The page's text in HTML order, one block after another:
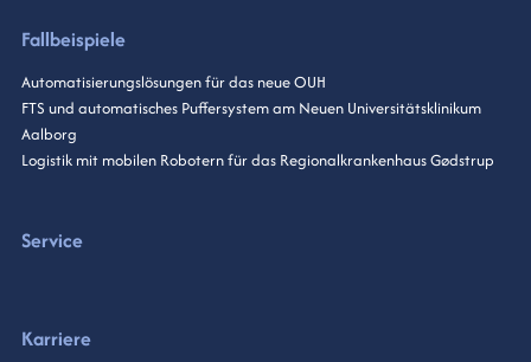
Fallbeispiele
Automatisierungslösungen für das neue OUH
FTS und automatisches Puffersystem am Neuen Universitätsklinikum
Aalborg
Logistik mit mobilen Robotern für das Regionalkrankenhaus Gødstrup
Service
Karriere